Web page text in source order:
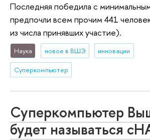
Последняя победила с
предпочли всем прочим 441
из числа принявших участие).
Наука новое в ВШЭ инновации
Суперкомпьютер
Суперкомпьютер
будет называться